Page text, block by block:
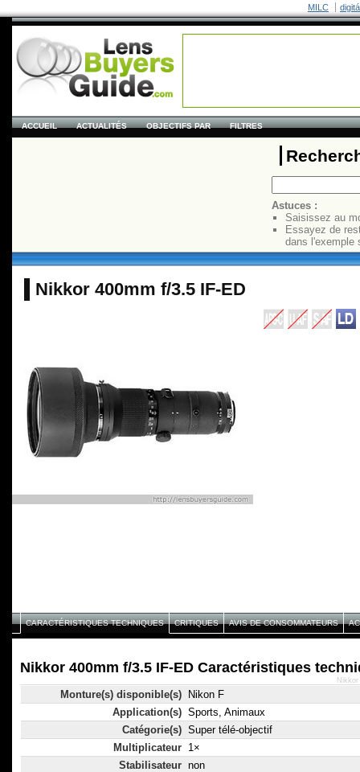
MILC
ACCUEIL ACTUALITÉS OBJECTIFS PAR FILTRES
Astuces :
Saisissez au
Essayez de
dans
Nikkor 400mm f/3.5 IF-ED
CARACTÉRISTIQUES TECHNIQUES CRITIQUES AVIS DE CONSOMMATEURS
Nikkor 400mm f/3.5 IF-ED Caractéristiques
Monture(s) disponible(s)
Nikon F
Application(s) Sports, Animaux
Catégorie(s) Super télé-objectif
Multiplicateur 1×
Stabilisateur non